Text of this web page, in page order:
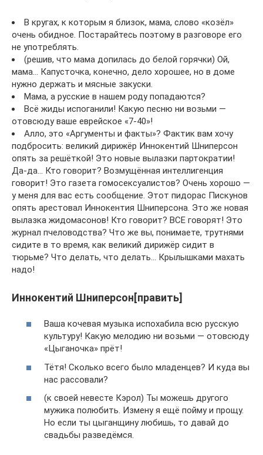
В кругах, к которым я близок, мама, слово «козёл»
очень обидное. Постарайтесь поэтому в разговоре его
не употреблять.
(решив, что мама допилась до белой горячки) Ой,
мама… Капусточка, конечно, дело хорошее, но в доме
нужно держать и мясные закуски.
Мама, а русские в нашем роду попадаются?
Всё жиды испоганили! Какую песню ни возьми —
отовсюду ваше еврейское «7-40»!
Алло, это «Аргументы и факты»? Фактик вам хочу
подбросить: великий дирижёр Иннокентий Шниперсон
опять за решёткой! Это новые вылазки партократии!
Да-да… Кто говорит? Возмущённая интеллигенция
говорит! Это газета гомосексуалистов? Очень хорошо —
у меня для вас есть сообщение. Этот пидорас Пискунов
опять арестовал Иннокентия Шниперсона. Это же новая
вылазка жидомасонов! Кто говорит? ВСЕ говорят! Это
журнал пчеловодства? Что же вы, понимаете, трутнями
сидите в то время, как великий дирижёр сидит в
тюрьме? Что делать, что делать… Крылышками махать
надо!
Иннокентий Шниперсон[править]
Ваша кочевая музыка испохабила всю русскую
культуру! Какую мелодию ни возьми — отовсюду
«Цыганочка» прёт!
Тётя! Сколько всего было младенцев? И куда вы
нас рассовали?
(к своей невесте Кэрол) Ты можешь другого
мужика полюбить. Измену я ещё пойму и прощу.
Но если ты цыганщину любишь, то давай до
свадьбы разведёмся.